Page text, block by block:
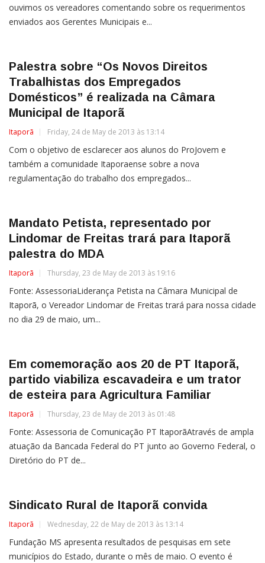
ouvimos os vereadores comentando sobre os requerimentos
enviados aos Gerentes Municipais e...
Palestra sobre “Os Novos Direitos
Trabalhistas dos Empregados
Domésticos” é realizada na Câmara
Municipal de Itaporã
Itaporã Friday, 24 de May de 2013 às 13:14
Com o objetivo de esclarecer aos alunos do ProJovem e
também a comunidade Itaporaense sobre a nova
regulamentação do trabalho dos empregados...
Mandato Petista, representado por
Lindomar de Freitas trará para Itaporã
palestra do MDA
Itaporã Thursday, 23 de May de 2013 às 19:16
Fonte: AssessoriaLiderança Petista na Câmara Municipal de
Itaporã, o Vereador Lindomar de Freitas trará para nossa cidade
no dia 29 de maio, um...
Em comemoração aos 20 de PT Itaporã,
partido viabiliza escavadeira e um trator
de esteira para Agricultura Familiar
Itaporã Thursday, 23 de May de 2013 às 01:48
Fonte: Assessoria de Comunicação PT ItaporãAtravés de ampla
atuação da Bancada Federal do PT junto ao Governo Federal, o
Diretório do PT de...
Sindicato Rural de Itaporã convida
Itaporã Wednesday, 22 de May de 2013 às 13:14
Fundação MS apresenta resultados de pesquisas em sete
municípios do Estado, durante o mês de maio. O evento é